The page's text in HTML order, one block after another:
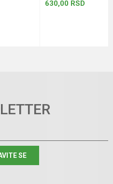
630,00 RSD
SE